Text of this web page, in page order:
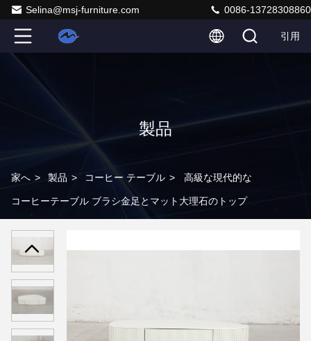
Selina@msj-furniture.com 0086-13728308860
引用
製品
家へ > 製品 > コーヒー テーブル > 高級な現代的な
コーヒーテーブル ブラシ金足とマット大理石のトップ